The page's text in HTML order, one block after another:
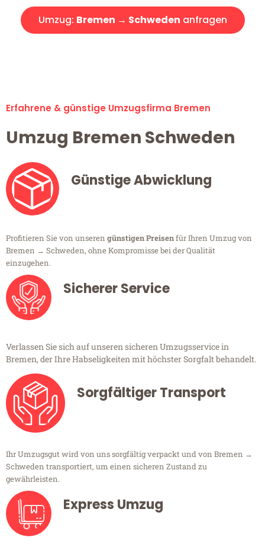
Umzug: Bremen → Schweden anfragen
Erfahrene & günstige Umzugsfirma Bremen
Umzug Bremen Schweden
Günstige Abwicklung
Profitieren Sie von unseren günstigen Preisenfür Ihren Umzug von
Bremen → Schweden, ohne Kompromisse bei der Qualität
einzugehen.
Sicherer Service
Verlassen Sie sich auf unseren sicheren Umzugsservice in
Bremen, der Ihre Habseligkeiten mit höchster Sorgfalt behandelt.
Sorgfältiger Transport
Ihr Umzugsgut wird von uns sorgfältig verpackt und von Bremen →
Schweden transportiert, um einen sicheren Zustand zu
gewährleisten.
Express Umzug